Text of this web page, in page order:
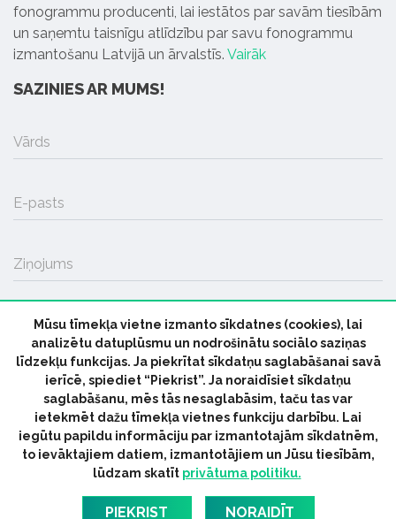
fonogrammu producenti, lai iestātos par savām tiesībām
un saņemtu taisnīgu atlīdzību par savu fonogrammu
izmantošanu Latvijā un ārvalstīs. Vairāk
SAZINIES AR MUMS!
Vārds
E-pasts
Ziņojums
SŪTĪT
© 2026 parmuziku.lv, visas tiesības paturētas
ParMuziku.lv Mūzikas Ziņas
Industrijas Ziņas
Industrijas ABC
Mūzika Biznesam
Latvijas oficiālais
Mūsu tīmekļa vietne izmanto sīkdatnes (cookies), lai
analizētu datuplūsmu un nodrošinātu sociālo saziņas
līdzekļu funkcijas. Ja piekrītat sīkdatņu saglabāšanai savā
ierīcē, spiediet “Piekrist”. Ja noraidīsiet sīkdatņu
saglabāšanu, mēs tās nesaglabāsim, taču tas var
ietekmēt dažu tīmekļa vietnes funkciju darbību. Lai
iegūtu papildu informāciju par izmantotajām sīkdatnēm,
to ievāktajiem datiem, izmantotājiem un Jūsu tiesībām,
lūdzam skatīt privātuma politiku.
PIEKRIST NORAIDĪT